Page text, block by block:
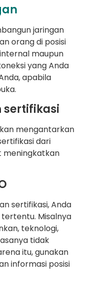
jaringan
orang di posisi
maupun
yang Anda
apabila
sertifikasi
mengantarkan
dari
meningkatkan
sertifikasi, Anda
Misalnya
teknologi,
tidak
itu, gunakan
informasi posisi